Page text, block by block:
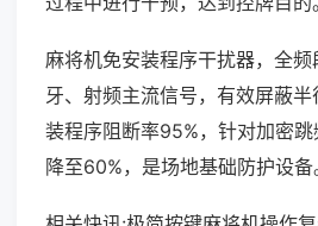
麻将机免安装程序干扰器，全
牙、射频主流信号，有效屏蔽
装程序阻断率95%，针对加密
降至60%，是场地基础防护设备